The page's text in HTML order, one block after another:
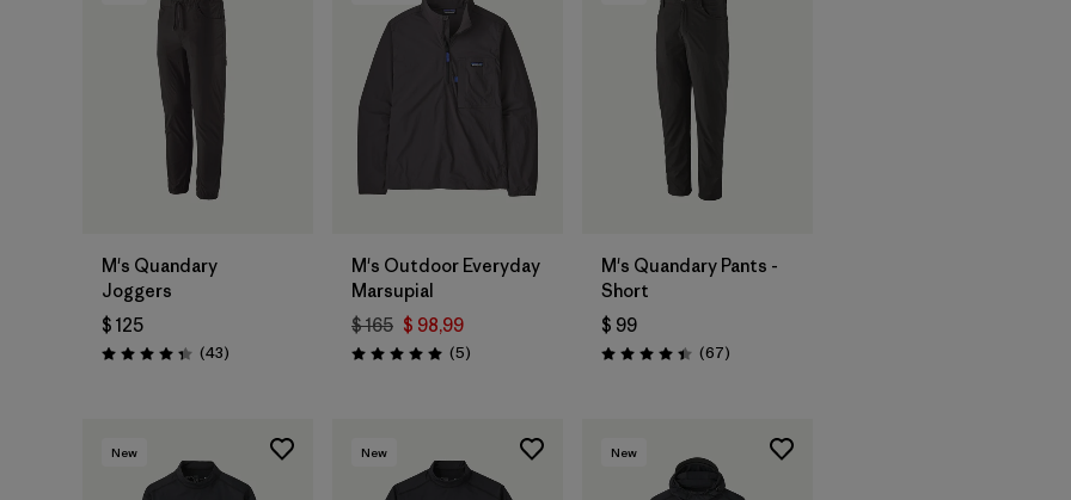
M's Quandary
Joggers
$ 125
Valoración: 4.4 / 5
(43Comentarios
)
M's Outdoor Everyday
Marsupial
$ 165 $ 98,99
Valoración: 5.0 / 5
(5Comentarios
)
M's Quandary Pants -
Short
$ 99
Valoración: 4.4 / 5
(67Comentarios
)
New New New